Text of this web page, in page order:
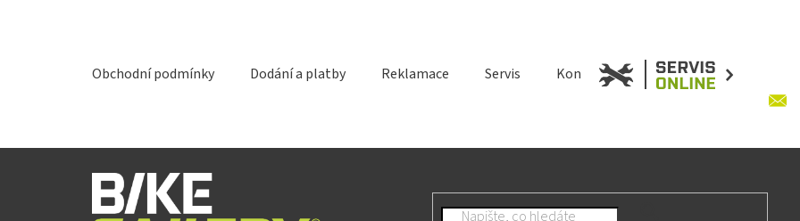
Obchodní podmínky Dodání a platby Reklamace Servis Kontakt